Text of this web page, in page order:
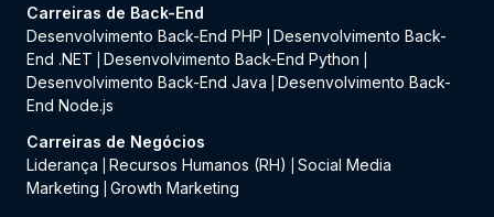
Carreiras de Back-End
Desenvolvimento Back-End PHP
Desenvolvimento Back-
End .NET
Desenvolvimento Back-End Python
Desenvolvimento Back-End Java
Desenvolvimento Back-
End Node.js
Carreiras de Negócios
Liderança
Recursos Humanos (RH)
Social Media
Marketing
Growth Marketing